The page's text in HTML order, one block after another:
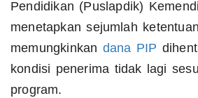
Pendidikan (Puslapdik)
menetapkan sejumlah
memungkinkan dana PIP
kondisi penerima tidak lagi
program.